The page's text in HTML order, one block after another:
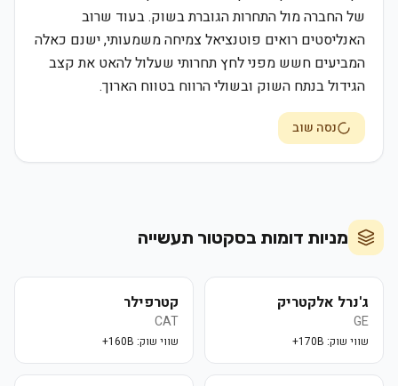
של החברה מול התחרות הגוברת בשוק. בעוד שרוב
האנליסטים רואים פוטנציאל צמיחה משמעותי, ישנם כאלה
המביעים חשש מפני לחץ תחרותי שעלול להאט את קצב
הגידול בנתח השוק ובשולי הרווח בטווח הארוך.
נסה שוב
מניות דומות בסקטור תעשייה
ג'נרל אלקטריק
GE
שווי שוק: 170B+
קטרפילר
CAT
שווי שוק: 160B+